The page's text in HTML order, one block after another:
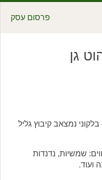
פרסום עסק
גן
נמצאב קיבוץ גליל
שמשיות, נדנדות
ועוד.